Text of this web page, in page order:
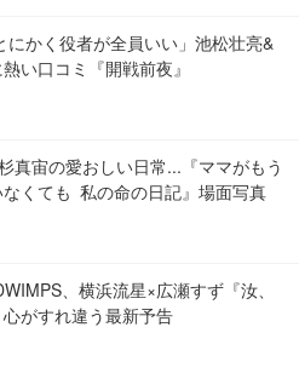
にかく役者が全員いい」池松壮亮&
い口コミ『開戦前夜』
真宙の愛おしい日常...『ママがもう
なくても 私の命の日記』場面写真
、横浜流星×広瀬すず『汝、
がすれ違う最新予告